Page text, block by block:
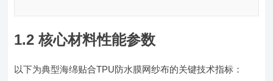
1.2 核心材料性能参数
以下为典型海绵贴合TPU防水膜网纱布的关键技术指标：